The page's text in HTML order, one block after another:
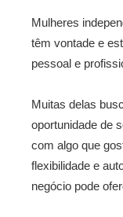
Mulheres
têm vontade e
pessoal e
Muitas delas
oportunidade de
com algo que
flexibilidade e
negócio pode